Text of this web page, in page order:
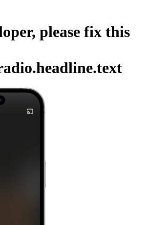
please fix this